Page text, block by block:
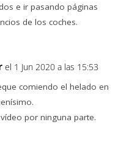
e ir pasando páginas
de los coches.
el 1 Jun 2020 a las 15:53
comiendo el helado en
por ninguna parte.